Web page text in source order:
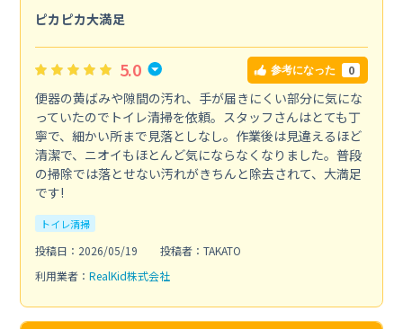
ピカピカ大満足
5.0 参考になった 0
便器の黄ばみや隙間の汚れ、手が届きにくい部分に気にな
っていたのでトイレ清掃を依頼。スタッフさんはとても丁
寧で、細かい所まで見落としなし。作業後は見違えるほど
清潔で、ニオイもほとんど気にならなくなりました。普段
の掃除では落とせない汚れがきちんと除去されて、大満足
です!
トイレ清掃
投稿日：2026/05/19
投稿者：TAKATO
利用業者： RealKid株式会社